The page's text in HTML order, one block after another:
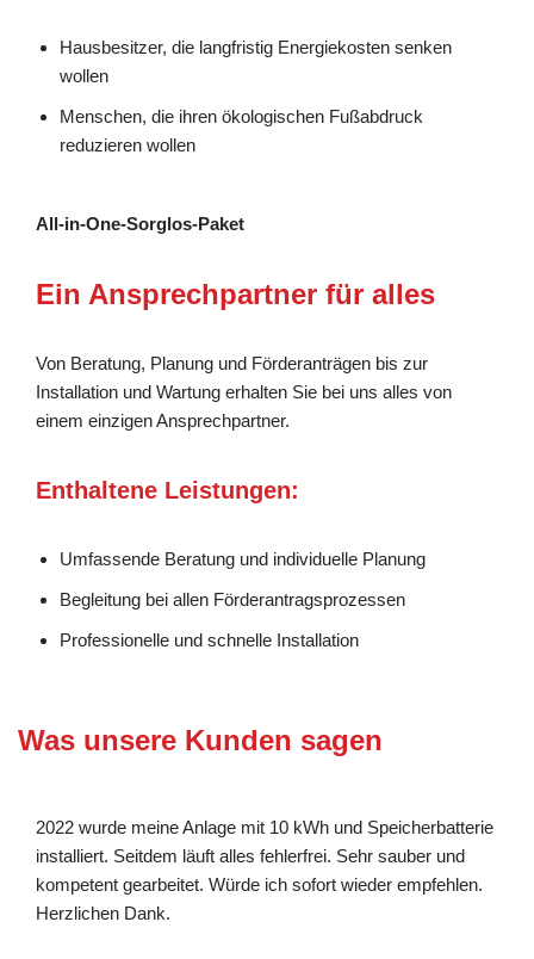
Hausbesitzer, die langfristig Energiekosten senken
wollen
Menschen, die ihren ökologischen Fußabdruck
reduzieren wollen
All-in-One-Sorglos-Paket
Ein Ansprechpartner für alles
Von Beratung, Planung und Förderanträgen bis zur
Installation und Wartung erhalten Sie bei uns alles von
einem einzigen Ansprechpartner.
Enthaltene Leistungen:
Umfassende Beratung und individuelle Planung
Begleitung bei allen Förderantragsprozessen
Professionelle und schnelle Installation
Was unsere Kunden sagen
2022 wurde meine Anlage mit 10 kWh und Speicherbatterie
installiert. Seitdem läuft alles fehlerfrei. Sehr sauber und
kompetent gearbeitet. Würde ich sofort wieder empfehlen.
Herzlichen Dank.